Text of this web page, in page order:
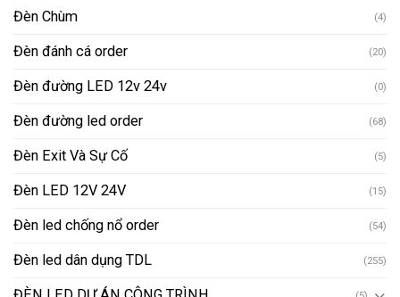
Đèn Chùm (4)
Đèn đánh cá order (20)
Đèn đường LED 12v 24v (0)
Đèn đường led order (68)
Đèn Exit Và Sự Cố (5)
Đèn LED 12V 24V (15)
Đèn led chống nổ order (54)
Đèn led dân dụng TDL (255)